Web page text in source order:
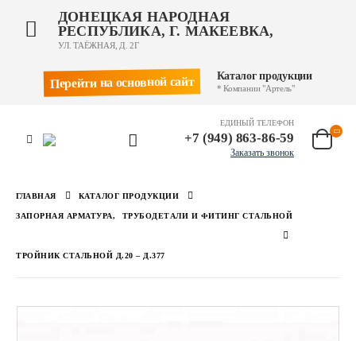
ДОНЕЦКАЯ НАРОДНАЯ
РЕСПУБЛИКА, Г. МАКЕЕВКА,
УЛ. ТАЁЖНАЯ, Д. 2Г
Перейти на основной сайт Каталог продукции
* Компании "Артель"
ЕДИНЫЙ ТЕЛЕФОН
+7 (949) 863-86-59
Заказать звонок
ГЛАВНАЯ КАТАЛОГ ПРОДУКЦИИ
ЗАПОРНАЯ АРМАТУРА, ТРУБОДЕТАЛИ И ФИТИНГ СТАЛЬНОЙ
ТРОЙНИК СТАЛЬНОЙ Д.20 – Д.377